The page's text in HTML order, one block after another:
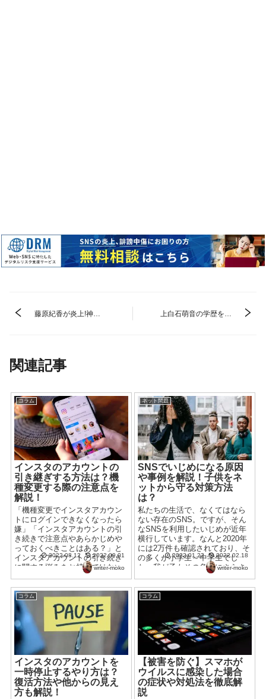
藤原紀香が炎上!神対
上白石萌音の学歴を調
関連記事
コラム
インスタのアカウントの
引き継ぎする方法は？機
種変更する際の注意点を
解説！
「機種変更でインスタアカウン
トにログインできなくなったら
嫌」「インスタアカウントの引
き続きで注意点やあらかじめや
っておくべきことはある？」と
インスタアカウントの引き続き
に関する悩みをお持ちではない
でしょうか。今回はインスタア
カウントの引き続きのやり方か
ら、注意点を網羅的にまとめま
した。インスタアカウントの引
継ぎを失敗したくない人はぜひ
参考にして、引き続きを行って
ください。
2022.08.12
2022.09.01
writer-moko
ネット問題
SNSでいじめになる原因
や事例を解説！子供をネ
ットから守る対策方法
は？
私たちの生活で、なくてはなら
ない存在のSNS。ですが、そん
なSNSを利用したいじめが近年
横行しています。なんと2020年
には2万件も確認されており、そ
の多くが小学生～中学生でし
た。我が子もその危険にさらさ
れているということです。そん
なSNSいじめの被害者にも、加
害者にもならないために対策や
の子どものサインを解説。わが
子をSNSいじめから守りましょ
う。
2022.01.22
2022.02.18
writer-moko
コラム
インスタのアカウントを
一時停止するやり方は？
復活方法や他からの見え
方も解説！
コラム
【被害を防ぐ】スマホが
ウイルスに感染した場合
の症状や対処法を徹底解
説